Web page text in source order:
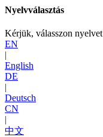
Nyelvválasztás
Kérjük, válasszon nyelvet
EN
|
English
DE
|
Deutsch
CN
|
中文